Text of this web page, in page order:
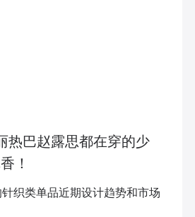
热巴赵露思都在穿的少
！
织类单品近期设计趋势和市场